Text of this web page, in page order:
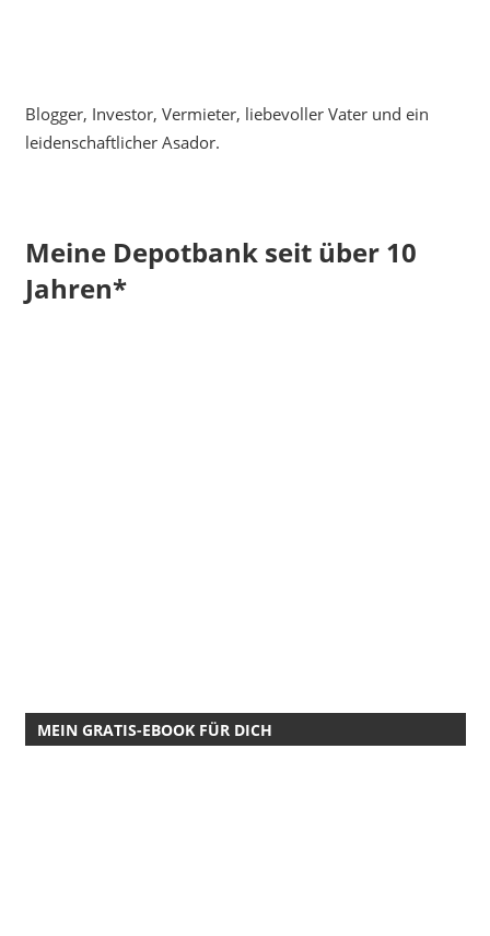
Blogger, Investor, Vermieter, liebevoller Vater und ein
leidenschaftlicher Asador.
Meine Depotbank seit über 10
Jahren*
MEIN GRATIS-EBOOK FÜR DICH